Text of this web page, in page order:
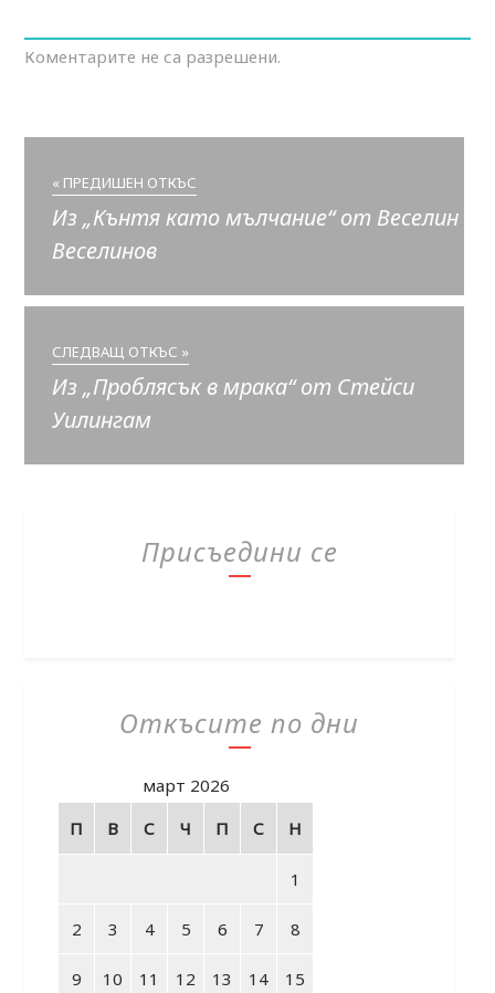
Коментарите не са разрешени.
« ПРЕДИШЕН ОТКЪС
Из „Кънтя като мълчание“ от Веселин
Веселинов
СЛЕДВАЩ ОТКЪС »
Из „Проблясък в мрака“ от Стейси
Уилингам
Присъедини се
Откъсите по дни
март 2026
П
В С Ч П С Н
1
2 3 4 5 6 7 8
9 10 11 12 13 14 15